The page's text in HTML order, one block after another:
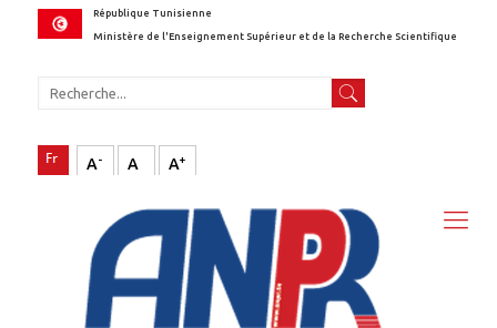
République Tunisienne
Ministère de l'Enseignement Supérieur et de la Recherche Scientifique
A- A A+